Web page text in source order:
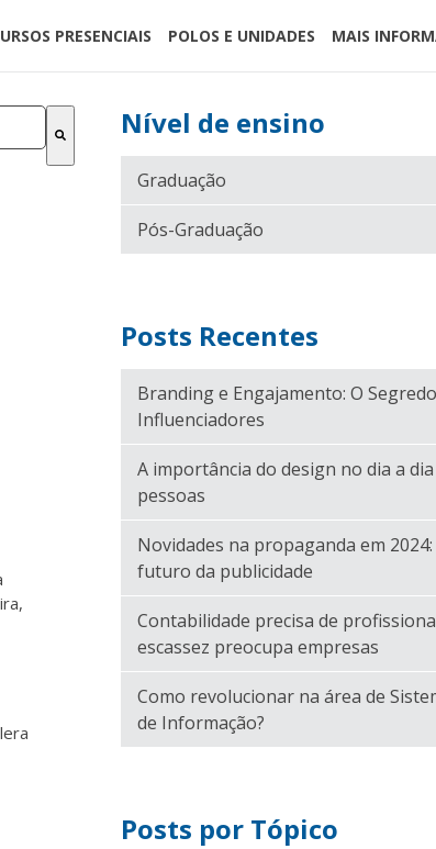
PRESENCIAIS POLOS E UNIDADES MAIS
Nível de ensino
Graduação
Pós-Graduação
Posts Recentes
Branding e Engajamento: O
Influenciadores
A importância do design no dia a dia
pessoas
Novidades na propaganda em 2024:
futuro da publicidade
Contabilidade precisa de
escassez preocupa empresas
Como revolucionar na área de
de Informação?
Posts por Tópico